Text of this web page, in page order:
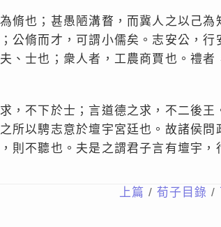
脩也；甚愚陋溝瞀，而冀人之以己為
公脩而才，可謂小儒矣。志安公，行
、士也；衆人者，工農商賈也。禮者
，不下於士；言道德之求，不二後王
所以騁志意於壇宇宮廷也。故諸侯問
則不聽也。夫是之謂君子言有壇宇，
上篇 /荀子目錄 /